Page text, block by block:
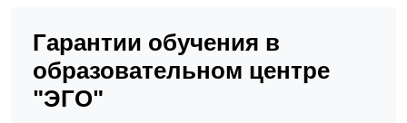
Гарантии обучения в
образовательном центре
"ЭГО"